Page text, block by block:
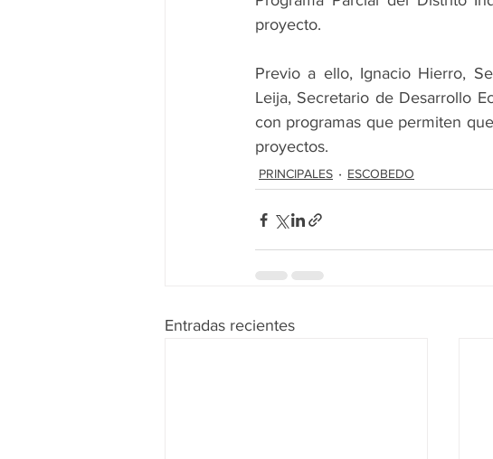
proyecto.
Previo a ello, Ignacio Hierro,
Leija, Secretario de Desarrollo
con programas que permiten
proyectos.
PRINCIPALES ESCOBEDO
Entradas recientes